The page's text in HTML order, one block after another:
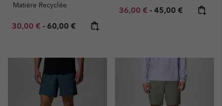
Matière Recyclée
Minimum sale price:
30,00 € - Maximum price:
60,00 €
Minimum sale price:
36,00 € - Maximum price:
45,00 €